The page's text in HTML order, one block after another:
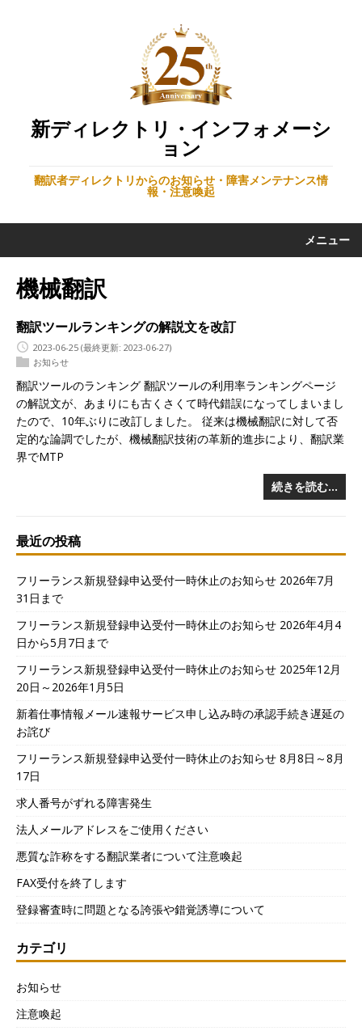
新ディレクトリ・インフォメーシ
ョン
翻訳者ディレクトリからのお知らせ・障害メンテナンス情
報・注意喚起
メニュー
機械翻訳
翻訳ツールランキングの解説文を改訂
2023-06-25 (最終更新: 2023-06-27)
お知らせ
翻訳ツールのランキング 翻訳ツールの利用率ランキングページ
の解説文が、あまりにも古くさくて時代錯誤になってしまいまし
たので、10年ぶりに改訂しました。 従来は機械翻訳に対して否
定的な論調でしたが、機械翻訳技術の革新的進歩により、翻訳業
界でMTP
続きを読む…
最近の投稿
フリーランス新規登録申込受付一時休止のお知らせ 2026年7月
31日まで
フリーランス新規登録申込受付一時休止のお知らせ 2026年4月4
日から5月7日まで
フリーランス新規登録申込受付一時休止のお知らせ 2025年12月
20日～2026年1月5日
新着仕事情報メール速報サービス申し込み時の承認手続き遅延の
お詫び
フリーランス新規登録申込受付一時休止のお知らせ 8月8日～8月
17日
求人番号がずれる障害発生
法人メールアドレスをご使用ください
悪質な詐称をする翻訳業者について注意喚起
FAX受付を終了します
登録審査時に問題となる誇張や錯覚誘導について
カテゴリ
お知らせ
注意喚起